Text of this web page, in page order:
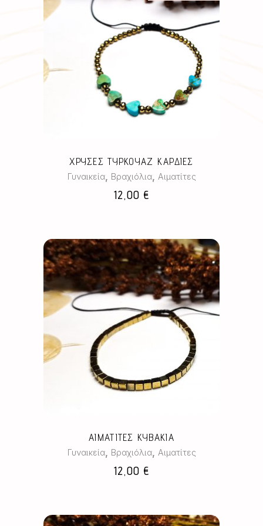
ΧΡΥΣΕΣ ΤΥΡΚΟΥΑΖ ΚΑΡΔΙΕΣ
Γυναικεία, Βραχιόλια, Αιματίτες
12,00 €
ΑΙΜΑΤΙΤΕΣ ΚΥΒΑΚΙΑ
Γυναικεία, Βραχιόλια, Αιματίτες
12,00 €